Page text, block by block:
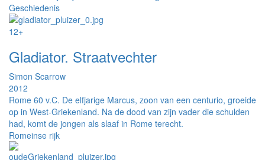
Geschiedenis
12+
Gladiator. Straatvechter
Simon Scarrow
2012
Rome 60 v.C. De elfjarige Marcus, zoon van een centurio, groeide
op in West-Griekenland. Na de dood van zijn vader die schulden
had, komt de jongen als slaaf in Rome terecht.
Romeinse rijk